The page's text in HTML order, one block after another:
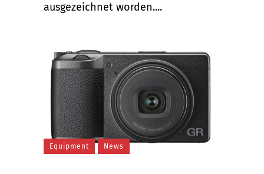
ausgezeichnet worden....
Equipment News